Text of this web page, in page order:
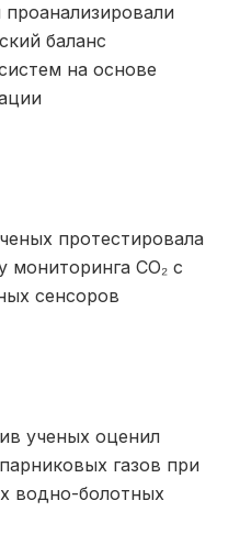
баланс
на основе
протестировала
CO₂ с
сенсоров
ученых оценил
газов при
водно-болотных